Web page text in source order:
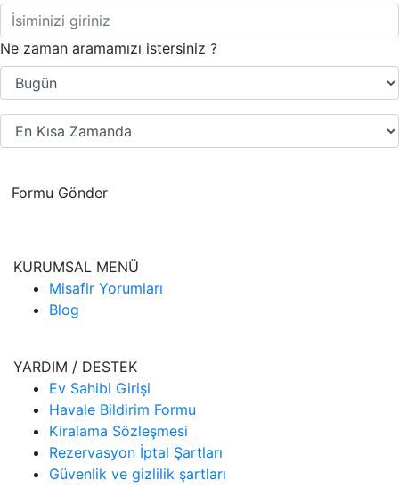
Ne zaman aramamızı istersiniz ?
Formu Gönder
KURUMSAL MENÜ
Misafir Yorumları
Blog
YARDIM / DESTEK
Ev Sahibi Girişi
Havale Bildirim Formu
Kiralama Sözleşmesi
Rezervasyon İptal Şartları
Güvenlik ve gizlilik şartları